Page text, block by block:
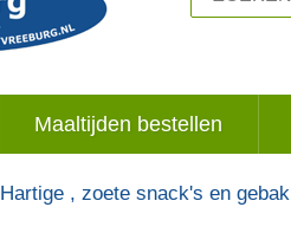
Maaltijden bestellen
Hartige , zoete snack's en gebak